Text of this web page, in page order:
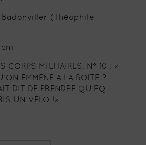
(Théophile
CORPS MILITAIRES, N° 10 : «
EMMENE A LA BOITE ?
DIT DE PRENDRE QU’EQ
UN VELO !»